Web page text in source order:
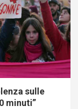
sulle
minuti”